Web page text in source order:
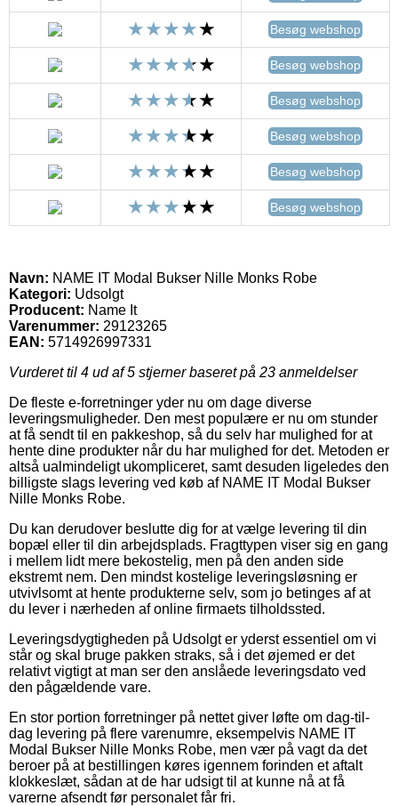
Besøg webshop
Besøg webshop
Besøg webshop
Besøg webshop
Besøg webshop
Besøg webshop
Navn: NAME IT Modal Bukser Nille Monks Robe
Kategori: Udsolgt
Producent: Name It
Varenummer: 29123265
EAN: 5714926997331
Vurderet til 4 ud af 5 stjerner baseret på 23 anmeldelser
De fleste e-forretninger yder nu om dage diverse
leveringsmuligheder. Den mest populære er nu om stunder
at få sendt til en pakkeshop, så du selv har mulighed for at
hente dine produkter når du har mulighed for det. Metoden er
altså ualmindeligt ukompliceret, samt desuden ligeledes den
billigste slags levering ved køb af NAME IT Modal Bukser
Nille Monks Robe.
Du kan derudover beslutte dig for at vælge levering til din
bopæl eller til din arbejdsplads. Fragttypen viser sig en gang
i mellem lidt mere bekostelig, men på den anden side
ekstremt nem. Den mindst kostelige leveringsløsning er
utvivlsomt at hente produkterne selv, som jo betinges af at
du lever i nærheden af online firmaets tilholdssted.
Leveringsdygtigheden på Udsolgt er yderst essentiel om vi
står og skal bruge pakken straks, så i det øjemed er det
relativt vigtigt at man ser den anslåede leveringsdato ved
den pågældende vare.
En stor portion forretninger på nettet giver løfte om dag-til-
dag levering på flere varenumre, eksempelvis NAME IT
Modal Bukser Nille Monks Robe, men vær på vagt da det
beroer på at bestillingen køres igennem forinden et aftalt
klokkeslæt, sådan at de har udsigt til at kunne nå at få
varerne afsendt før personalet får fri.